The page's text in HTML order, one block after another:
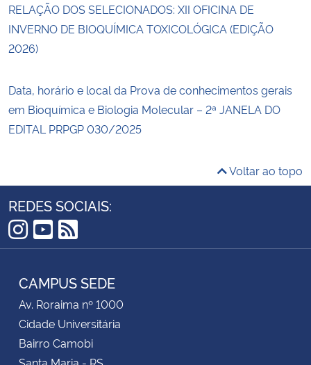
RELAÇÃO DOS SELECIONADOS: XII OFICINA DE
INVERNO DE BIOQUÍMICA TOXICOLÓGICA (EDIÇÃO
2026)
Data, horário e local da Prova de conhecimentos gerais
em Bioquímica e Biologia Molecular – 2ª JANELA DO
EDITAL PRPGP 030/2025
Voltar ao topo
REDES SOCIAIS:
Instagram
YouTube
RSS
CAMPUS SEDE
Av. Roraima nº 1000
Cidade Universitária
Bairro Camobi
Santa Maria - RS